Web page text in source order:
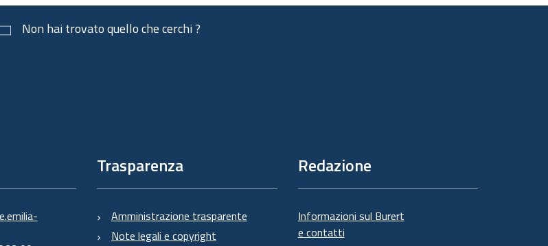
documento
Non hai trovato quello che cerchi ?
Trasparenza
Amministrazione trasparente
Note legali e copyright
Redazione
Informazioni sul Burert
e contatti